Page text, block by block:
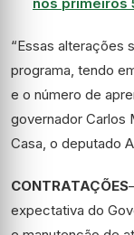
“Essas alterações
programa, tendo
e o número de
governador Carlos
Casa, o deputado
CONTRATAÇÕES
expectativa do